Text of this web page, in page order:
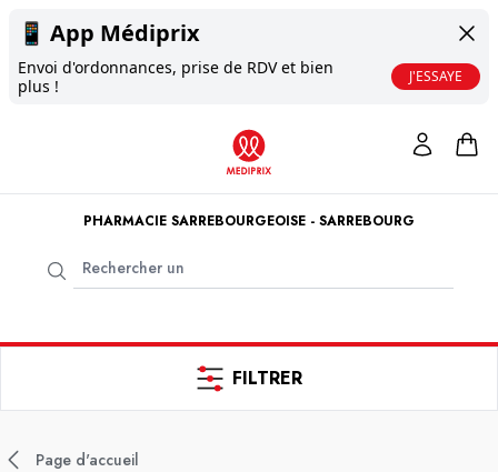
📱 App Médiprix
Envoi d'ordonnances, prise de RDV et bien
plus !
J'ESSAYE
PHARMACIE SARREBOURGEOISE - SARREBOURG
FILTRER
Page d'accueil